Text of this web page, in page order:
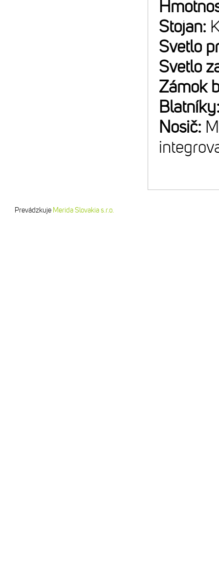
Stojan:
Svetlo
Svetlo
Zámok
Nosič:
Prevádzkuje Merida Slovakia s.r.o.